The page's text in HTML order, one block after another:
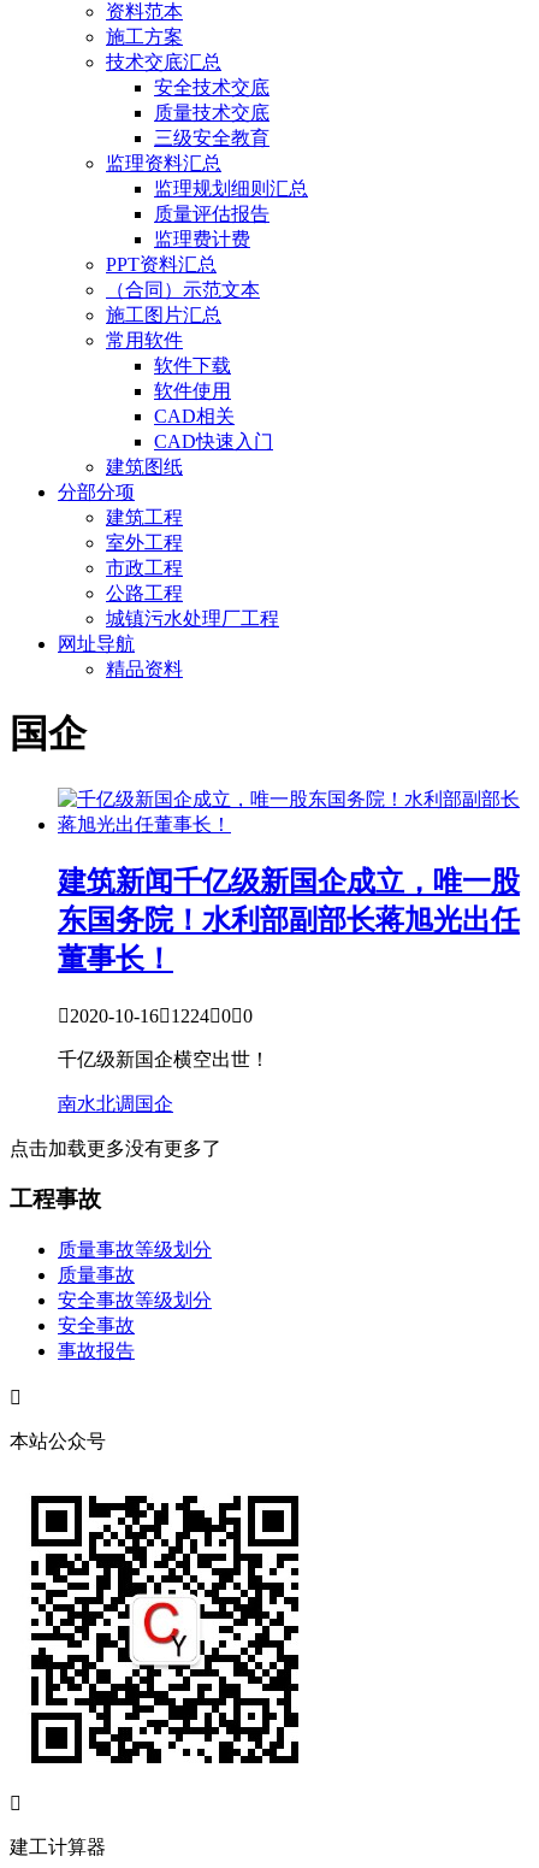
资料范本
施工方案
技术交底汇总
安全技术交底
质量技术交底
三级安全教育
监理资料汇总
监理规划细则汇总
质量评估报告
监理费计费
PPT资料汇总
（合同）示范文本
施工图片汇总
常用软件
软件下载
软件使用
CAD相关
CAD快速入门
建筑图纸
分部分项
建筑工程
室外工程
市政工程
公路工程
城镇污水处理厂工程
网址导航
精品资料
国企
建筑新闻千亿级新国企成立，唯一股
东国务院！水利部副部长蒋旭光出任
董事长！
2020-10-16122400
千亿级新国企横空出世！
南水北调 国企
点击加载更多没有更多了
工程事故
质量事故等级划分
质量事故
安全事故等级划分
安全事故
事故报告

本站公众号

建工计算器